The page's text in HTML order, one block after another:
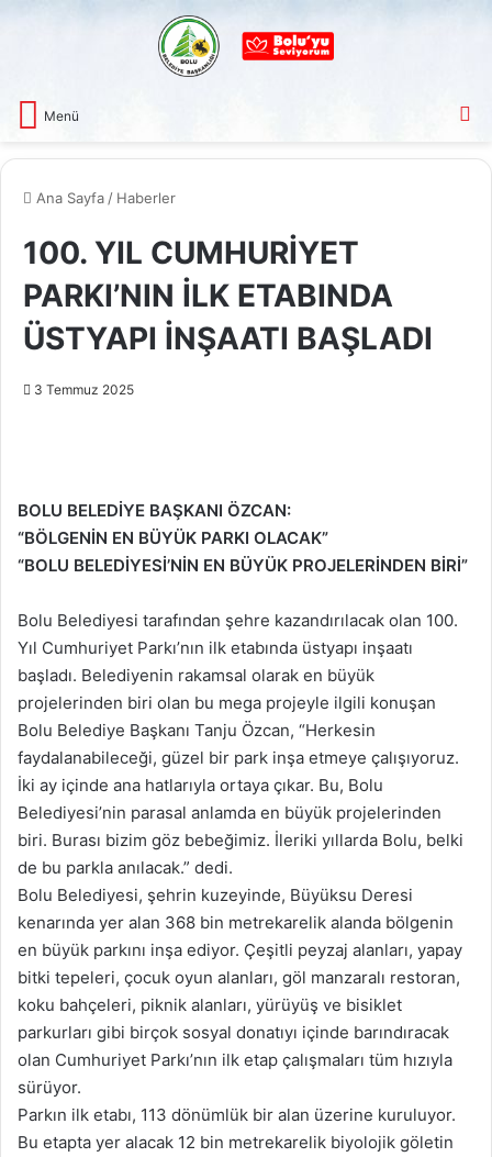
Menü
Ana Sayfa / Haberler
100. YIL CUMHURİYET
PARKI’NIN İLK ETABINDA
ÜSTYAPI İNŞAATI BAŞLADI
3 Temmuz 2025
BOLU BELEDİYE BAŞKANI ÖZCAN:
“BÖLGENİN EN BÜYÜK PARKI OLACAK”
“BOLU BELEDİYESİ’NİN EN BÜYÜK PROJELERİNDEN BİRİ”
Bolu Belediyesi tarafından şehre kazandırılacak olan 100.
Yıl Cumhuriyet Parkı’nın ilk etabında üstyapı inşaatı
başladı. Belediyenin rakamsal olarak en büyük
projelerinden biri olan bu mega projeyle ilgili konuşan
Bolu Belediye Başkanı Tanju Özcan, “Herkesin
faydalanabileceği, güzel bir park inşa etmeye çalışıyoruz.
İki ay içinde ana hatlarıyla ortaya çıkar. Bu, Bolu
Belediyesi’nin parasal anlamda en büyük projelerinden
biri. Burası bizim göz bebeğimiz. İleriki yıllarda Bolu, belki
de bu parkla anılacak.” dedi.
Bolu Belediyesi, şehrin kuzeyinde, Büyüksu Deresi
kenarında yer alan 368 bin metrekarelik alanda bölgenin
en büyük parkını inşa ediyor. Çeşitli peyzaj alanları, yapay
bitki tepeleri, çocuk oyun alanları, göl manzaralı restoran,
koku bahçeleri, piknik alanları, yürüyüş ve bisiklet
parkurları gibi birçok sosyal donatıyı içinde barındıracak
olan Cumhuriyet Parkı’nın ilk etap çalışmaları tüm hızıyla
sürüyor.
Parkın ilk etabı, 113 dönümlük bir alan üzerine kuruluyor.
Bu etapta yer alacak 12 bin metrekarelik biyolojik göletin